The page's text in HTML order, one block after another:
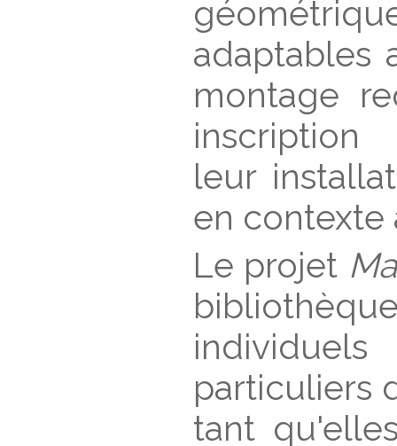
adaptables
montage
leur
en contexte
Le projet
particuliers
tant